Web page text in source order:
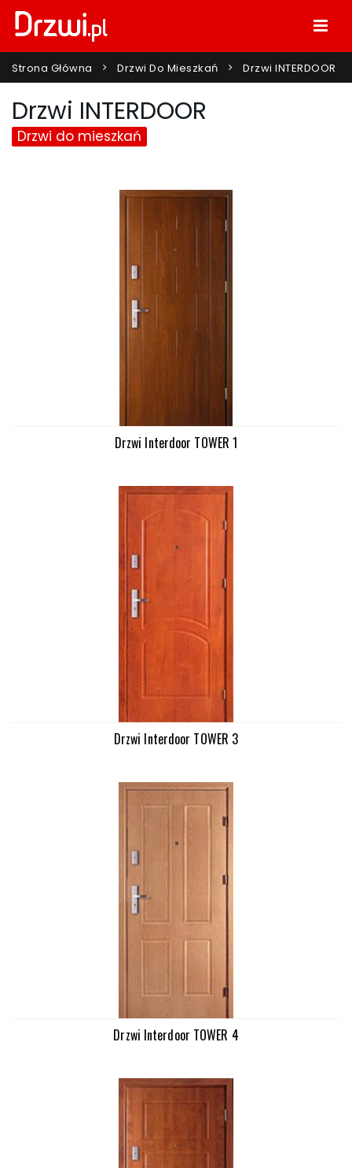
Strona Główna Drzwi Do Mieszkań Drzwi INTERDOOR
Drzwi INTERDOOR
Drzwi do mieszkań
Drzwi Interdoor TOWER 1
Drzwi Interdoor TOWER 3
Drzwi Interdoor TOWER 4